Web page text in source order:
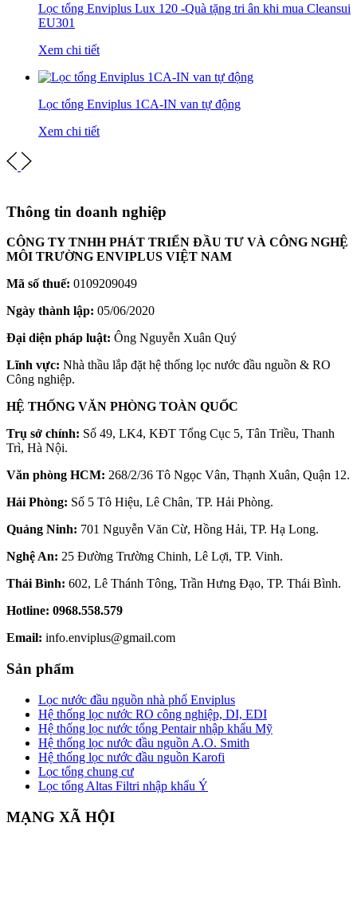
Lọc tổng Enviplus Lux 120 -Quà tặng tri ân khi mua Cleansui
EU301
Xem chi tiết
Lọc tổng Enviplus 1CA-IN van tự động
Xem chi tiết
Thông tin doanh nghiệp
CÔNG TY TNHH PHÁT TRIỂN ĐẦU TƯ VÀ CÔNG NGHỆ
MÔI TRƯỜNG ENVIPLUS VIỆT NAM
Mã số thuế: 0109209049
Ngày thành lập: 05/06/2020
Đại diện pháp luật: Ông Nguyễn Xuân Quý
Lĩnh vực: Nhà thầu lắp đặt hệ thống lọc nước đầu nguồn & RO
Công nghiệp.
HỆ THỐNG VĂN PHÒNG TOÀN QUỐC
Trụ sở chính: Số 49, LK4, KĐT Tổng Cục 5, Tân Triều, Thanh
Trì, Hà Nội.
Văn phòng HCM: 268/2/36 Tô Ngọc Vân, Thạnh Xuân, Quận 12.
Hải Phòng: Số 5 Tô Hiệu, Lê Chân, TP. Hải Phòng.
Quảng Ninh: 701 Nguyễn Văn Cừ, Hồng Hải, TP. Hạ Long.
Nghệ An: 25 Đường Trường Chinh, Lê Lợi, TP. Vinh.
Thái Bình: 602, Lê Thánh Tông, Trần Hưng Đạo, TP. Thái Bình.
Hotline: 0968.558.579
Email: info.enviplus@gmail.com
Sản phẩm
Lọc nước đầu nguồn nhà phố Enviplus
Hệ thống lọc nước RO công nghiệp, DI, EDI
Hệ thống lọc nước tổng Pentair nhập khẩu Mỹ
Hệ thống lọc nước đầu nguồn A.O. Smith
Hệ thống lọc nước đầu nguồn Karofi
Lọc tổng chung cư
Lọc tổng Altas Filtri nhập khẩu Ý
MẠNG XÃ HỘI